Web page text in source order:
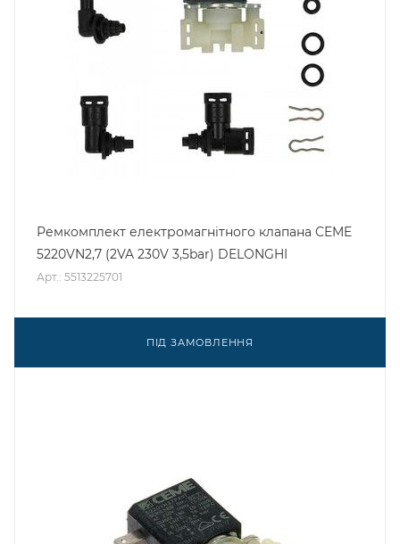
Ремкомплект електромагнітного клапана CEME
5220VN2,7 (2VA 230V 3,5bar) DELONGHI
Арт.: 5513225701
ПІД ЗАМОВЛЕННЯ